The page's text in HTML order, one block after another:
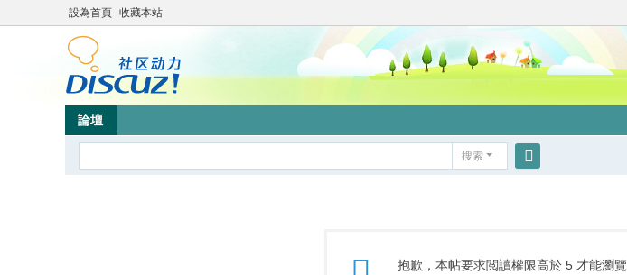
設為首頁 收藏本站
論壇
搜索
抱歉，本帖要求閲讀權限高於 5 才能瀏覽